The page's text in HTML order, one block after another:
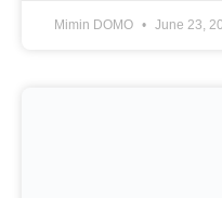
Mimin DOMO June 23,